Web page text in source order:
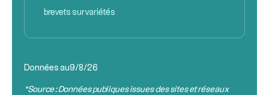
brevets sur variétés
Données au9/8/26
*Source : Données publiques issues des sites et réseaux